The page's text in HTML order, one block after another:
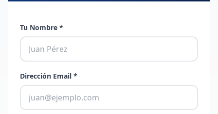
Tu Nombre *
Dirección Email *